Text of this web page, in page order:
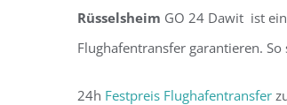
Rüsselsheim GO 24 Dawit ist
Flughafentransfer garantieren. So
24h Festpreis Flughafentransfer